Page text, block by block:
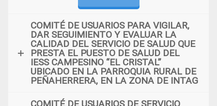
COMITÉ DE USUARIOS PARA VIGILAR,
DAR SEGUIMIENTO Y EVALUAR LA
CALIDAD DEL SERVICIO DE SALUD QUE
PRESTA EL PUESTO DE SALUD DEL
IESS CAMPESINO “EL CRISTAL”
UBICADO EN LA PARROQUIA RURAL DE
PEÑAHERRERA, EN LA ZONA DE INTAG